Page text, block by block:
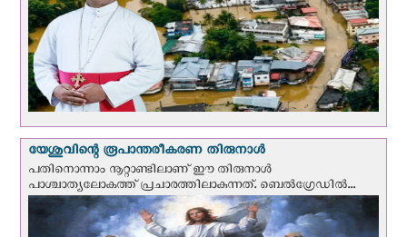
യേശുവിന്റെ രൂപാന്തരീകരണ തിരുനാള്‍
പതിനൊന്നാം നൂറ്റാണ്ടിലാണ് ഈ തിരുനാള്‍
പാശ്ചാത്യലോകത്ത് പ്രചാരത്തിലാകുന്നത്. ബെല്‍ഗ്രേഡില്‍...